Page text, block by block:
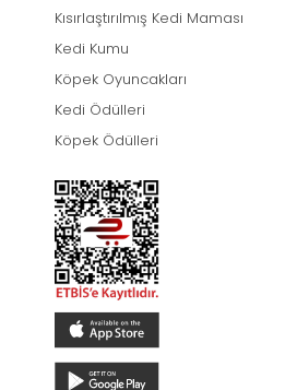
Kısırlaştırılmış Kedi Maması
Kedi Kumu
Köpek Oyuncakları
Kedi Ödülleri
Köpek Ödülleri